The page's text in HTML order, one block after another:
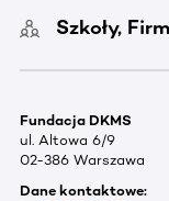
Szkoły,
Fundacja DKMS
ul. Altowa 6/9
02-386 Warszawa
Dane kontaktowe: